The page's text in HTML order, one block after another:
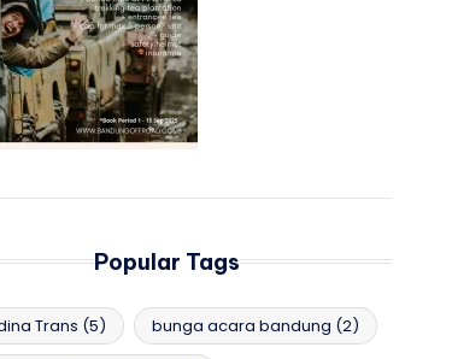
Popular Tags
Trans (5) bunga acara bandung (2)